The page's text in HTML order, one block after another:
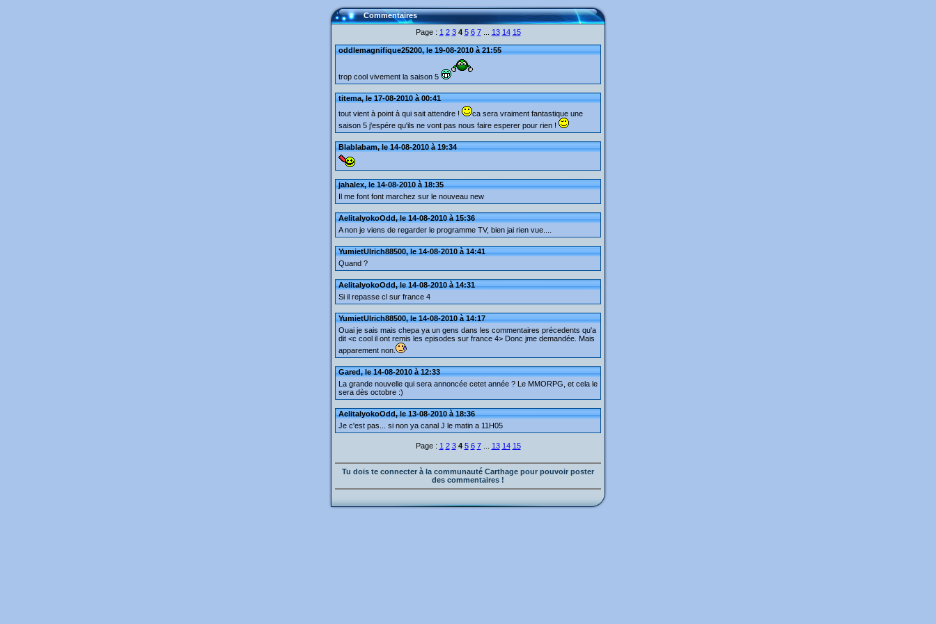
Commentaires
Page : 1 2 3 4 5 6 7... 13 14 15
oddlemagnifique25200, le 19-08-2010 à 21:55
trop cool vivement la saison 5
titema, le 17-08-2010 à 00:41
tout vient à point à qui sait attendre !
ca sera vraiment fantastique une
saison 5 j'espére qu'ils ne vont pas nous faire esperer pour rien !
Blablabam, le 14-08-2010 à 19:34
jahalex, le 14-08-2010 à 18:35
Il me font font marchez sur le nouveau new
AelitalyokoOdd, le 14-08-2010 à 15:36
A non je viens de regarder le programme TV, bien jai rien vue....
YumietUlrich88500, le 14-08-2010 à 14:41
Quand ?
AelitalyokoOdd, le 14-08-2010 à 14:31
Si il repasse cl sur france 4
YumietUlrich88500, le 14-08-2010 à 14:17
Ouai je sais mais chepa ya un gens dans les commentaires précedents qu'a
dit <c cool il ont remis les episodes sur france 4> Donc jme demandée. Mais
apparement non.
Gared, le 14-08-2010 à 12:33
La grande nouvelle qui sera annoncée cetet année ? Le MMORPG, et cela le
sera dès octobre :)
AelitalyokoOdd, le 13-08-2010 à 18:36
Je c'est pas... si non ya canal J le matin a 11H05
Page : 1 2 3 4 5 6 7... 13 14 15
Tu dois te connecter à la communauté Carthage pour pouvoir poster
des commentaires !